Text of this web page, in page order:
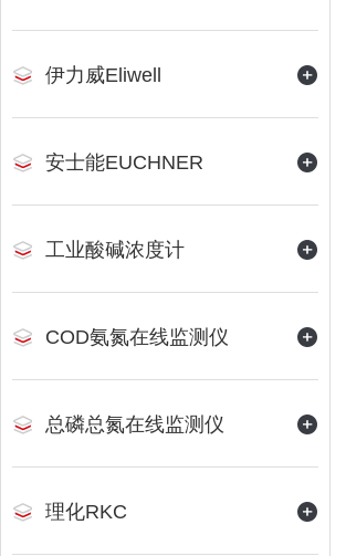
伊力威Eliwell
安士能EUCHNER
工业酸碱浓度计
COD氨氮在线监测仪
总磷总氮在线监测仪
理化RKC